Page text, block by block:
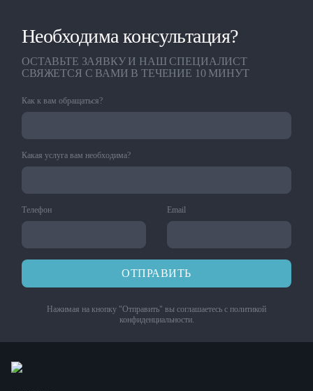
Необходима консультация?
ОСТАВЬТЕ ЗАЯВКУ И НАШ СПЕЦИАЛИСТ
СВЯЖЕТСЯ С ВАМИ В ТЕЧЕНИЕ 10 МИНУТ
Как к вам обращаться?
Какая услуга вам необходима?
Телефон Email
ОТПРАВИТЬ
Нажимая на кнопку "Отправить" вы соглашаетесь с политикой
конфиденциальности.